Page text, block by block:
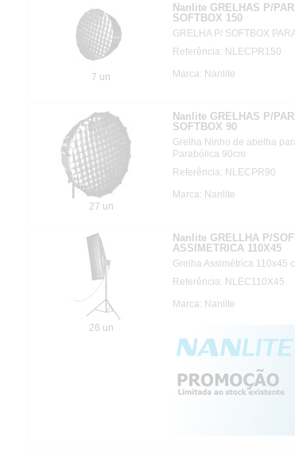
7 un
Nanlite GRELHAS P/
SOFTBOX 150
GRELHA P/ SOFTBOX
Referência: NLECPR150
Marca: Nanlite
27 un
Nanlite GRELHAS P/
SOFTBOX 90
Grelha Ninho de abelha
Parabólica 90cm
Referência: NLECPR90
Marca: Nanlite
26 un
Nanlite GRELLHA P/
ASSIMETRICA 110X45
Grelha Assimétrica 110x45
Referência: NLEC110X45
Marca: Nanlite